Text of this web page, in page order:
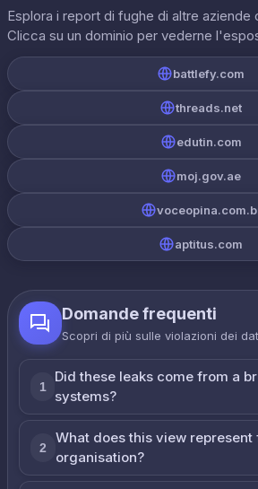
Esplora i report di fughe di altre aziende
Clicca su un dominio per vederne
battlefy.com
threads.net
edutin.com
moj.gov.ae
aptitus.com
Domande frequenti
Scopri di più sulle violazioni dei
1
Did these leaks come from a
systems?
2
What does this view represent
organisation?